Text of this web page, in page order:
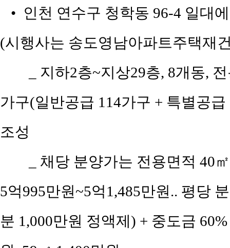
• 인천 연수구 청학동 96-4 일대
(시행사는 송도영남아파트주택재
_ 지하2층~지상29층, 8개동,
가구(일반공급 114가구 + 특별공
조성
_ 채당 분양가는 전용면적 40
5억995만원~5억1,485만원.. 평당
분 1,000만원 정액제) + 중도금